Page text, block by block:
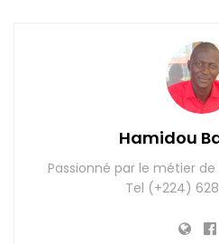
Hamidou
Passionné par le métier
Tel (+224)